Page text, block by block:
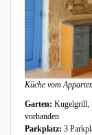
Küche vom
Garten: Kugelgrill,
vorhanden
Parkplatz: 3